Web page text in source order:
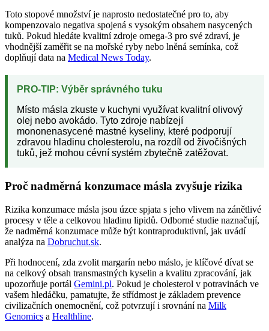
Toto stopové množství je naprosto nedostatečné pro to, aby
kompenzovalo negativa spojená s vysokým obsahem nasycených
tuků. Pokud hledáte kvalitní zdroje omega-3 pro své zdraví, je
vhodnější zaměřit se na mořské ryby nebo lněná semínka, což
doplňují data na Medical News Today.
PRO-TIP: Výběr správného tuku
Místo másla zkuste v kuchyni využívat kvalitní olivový
olej nebo avokádo. Tyto zdroje nabízejí
mononenasycené mastné kyseliny, které podporují
zdravou hladinu cholesterolu, na rozdíl od živočišných
tuků, jež mohou cévní systém zbytečně zatěžovat.
Proč nadměrná konzumace másla zvyšuje rizika
Rizika konzumace másla jsou úzce spjata s jeho vlivem na zánětlivé
procesy v těle a celkovou hladinu lipidů. Odborné studie naznačují,
že nadměrná konzumace může být kontraproduktivní, jak uvádí
analýza na Dobruchut.sk.
Při hodnocení, zda zvolit margarín nebo máslo, je klíčové dívat se
na celkový obsah transmastných kyselin a kvalitu zpracování, jak
upozorňuje portál Gemini.pl. Pokud je cholesterol v potravinách ve
vašem hledáčku, pamatujte, že střídmost je základem prevence
civilizačních onemocnění, což potvrzují i srovnání na Milk
Genomics a Healthline.